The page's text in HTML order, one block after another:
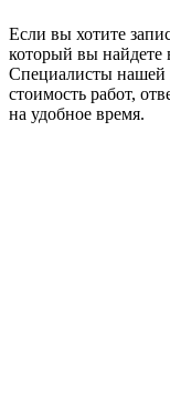
Если вы хотите
который вы найдете
Специалисты нашей
стоимость работ,
на удобное время.